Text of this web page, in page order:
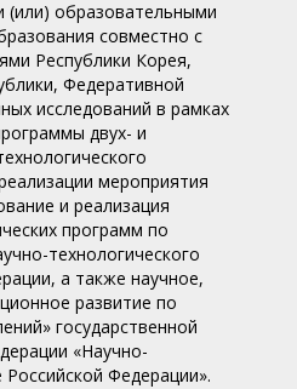
(или) образовательными
совместно с
Республики Корея,
Федеративной
исследований в рамках
двух- и
мероприятия
и реализация
программ по
технологического
а также научное,
развитие по
государственной
«Научно-
Российской Федерации».